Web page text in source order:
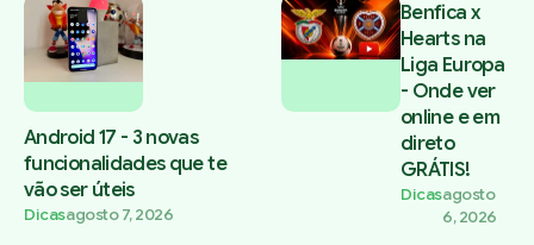
Android 17 - 3 novas
funcionalidades que te
vão ser úteis
Dicasagosto 7, 2026
Benfica x
Hearts na
Liga Europa
- Onde ver
online e em
direto
GRÁTIS!
Dicasagosto
6, 2026